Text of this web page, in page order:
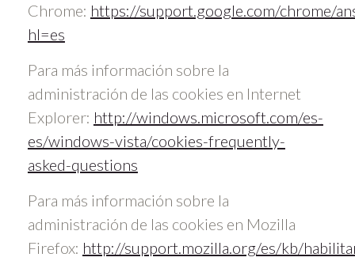
Chrome: https://support.google.com/chrome/
hl=es
Para más información sobre la
administración de las cookies en Internet
Explorer: http://windows.microsoft.com/es-
es/windows-vista/cookies-frequently-
asked-questions
Para más información sobre la
administración de las cookies en Mozilla
Firefox: http://support.mozilla.org/es/kb/